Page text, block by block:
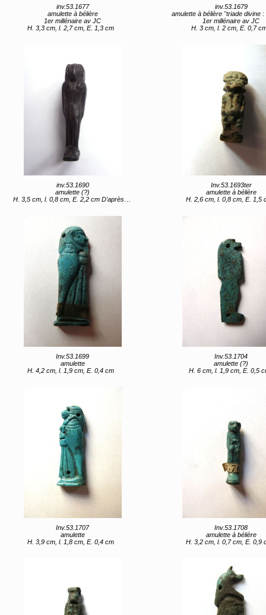
inv.53.1677
amulette à bélière
1er millénaire av JC
H. 3,3 cm, l. 2,7 cm, E. 1,3 cm
inv.53.1679
amulette à bélière "triade divine : Horus entre Isis
1er millénaire av JC
H. 3 cm, l. 2 cm, E. 0,7
inv.53.1690
amulette (?)
H. 3,5 cm, l. 0,8 cm, E. 2,2 cm D’après Caylus : hauteur : un pouce quatre lignes
Inv.53.1693ter
amulette à bélière
H. 2,6 cm, l. 0,8 cm, E. 1,5
Inv.53.1699
amulette
H. 4,2 cm, l. 1,9 cm, E. 0,4 cm
Inv.53.1704
amulette (?)
H. 6 cm, l. 1,9 cm, E. 0,5
Inv.53.1707
amulette
H. 3,9 cm, l. 1,8 cm, E. 0,4 cm
Inv.53.1708
amulette à bélière
H. 3,2 cm, l. 0,7 cm, E. 0,9